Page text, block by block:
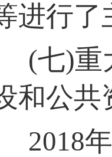
进行了
(七)重
和公共
2018